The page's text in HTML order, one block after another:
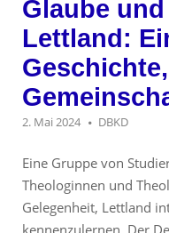
Glaube
Lettland:
2. Mai 2024 DBKD
Eine Gruppe von
Theologinnen und
Gelegenheit, Lettland
kennenzulernen. Der